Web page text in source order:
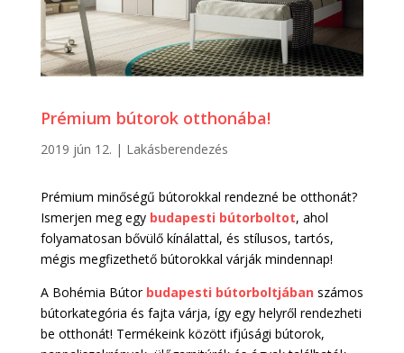
Prémium bútorok otthonába!
2019 jún 12. | Lakásberendezés
Prémium minőségű bútorokkal rendezné be otthonát?
Ismerjen meg egy budapesti bútorboltot, ahol
folyamatosan bővülő kínálattal, és stílusos, tartós,
mégis megfizethető bútorokkal várják mindennap!
A Bohémia Bútor budapesti bútorboltjában számos
bútorkategória és fajta várja, így egy helyről rendezheti
be otthonát! Termékeink között ifjúsági bútorok,